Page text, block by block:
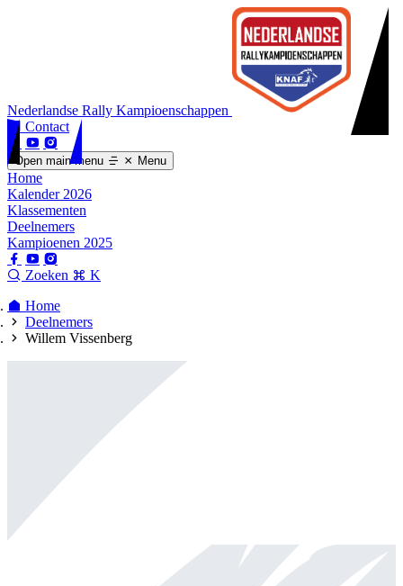
Nederlandse Rally Kampioenschappen
Contact
Open main menu Menu
Home
Kalender 2026
Klassementen
Deelnemers
Kampioenen 2025
Zoeken
K
Home
Deelnemers
Willem Vissenberg